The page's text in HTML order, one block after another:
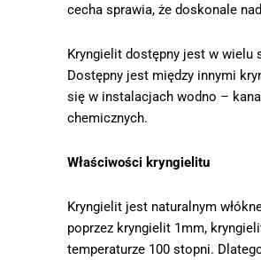
cecha sprawia, że doskonale
Kryngielit dostępny jest w wielu
Dostępny jest między innymi
się w instalacjach wodno –
chemicznych.
Właściwości kryngielitu
Kryngielit jest naturalnym
poprzez kryngielit 1mm,
temperaturze 100 stopni.